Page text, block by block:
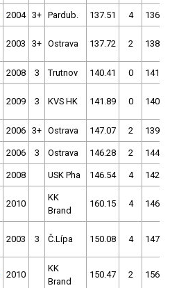
2004 3+ Pardub. 137.51 4
2003 3+ Ostrava 137.72 2
2008 3 Trutnov 140.41 0
2009 3 KVS HK 141.89 0
2006 3+ Ostrava 147.07 2
2006 3 Ostrava 146.28 2
2008 USK Pha 146.54 4
2010
KK
Brand
160.15 4
2003 3 Č.Lípa 150.08 4
2010
KK
Brand
150.47 2